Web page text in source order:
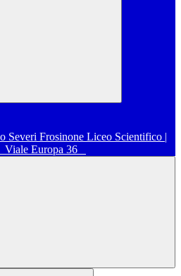
Liceo Scientifico |
Viale Europa 36